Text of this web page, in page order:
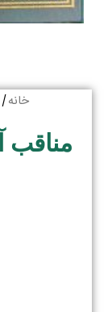
خانه/
مناقب آل